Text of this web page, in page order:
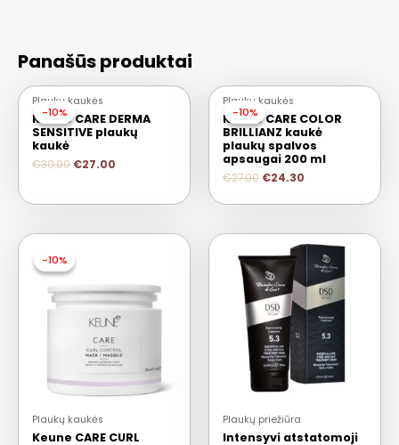
Panašūs produktai
-10%
-10%
Plaukų kaukės
Keune CARE DERMA
SENSITIVE plaukų
kaukė
€30.00 €27.00
-10%
-10%
Plaukų kaukės
Keune CARE COLOR
BRILLIANZ kaukė
plaukų spalvos
apsaugai 200 ml
€27.00 €24.30
-10%
-10%
Plaukų kaukės
Keune CARE CURL
Plaukų priežiūra
Intensyvi atstatomoji